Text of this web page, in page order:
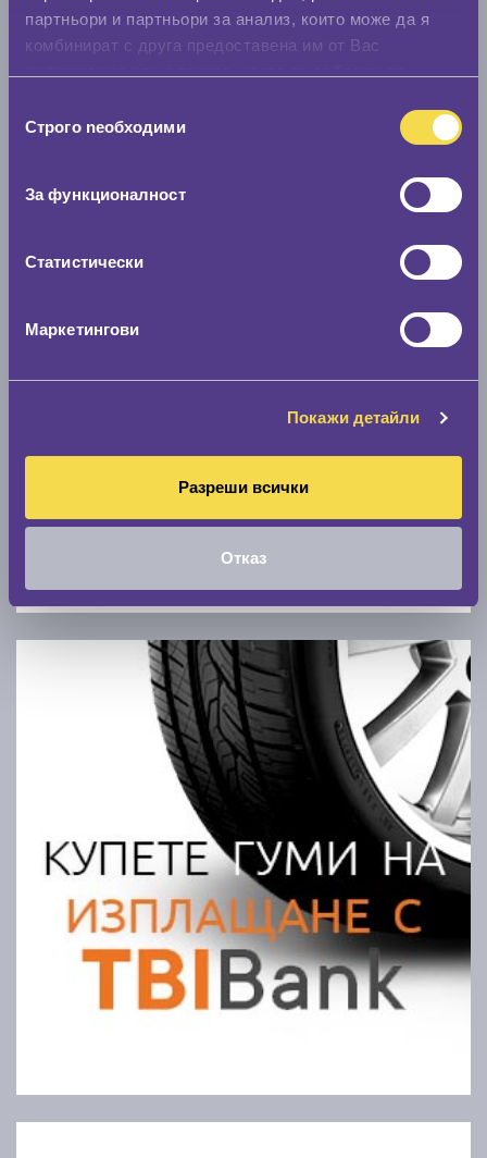
партньори и партньори за анализ, които може да я
комбинират с друга предоставена им от Вас
наСтрого nеобходими
За функционалност
Статистически
Маркетингови
Покажи детайли
Разреши всички
Отказ
Стар размер
По марка автомобил